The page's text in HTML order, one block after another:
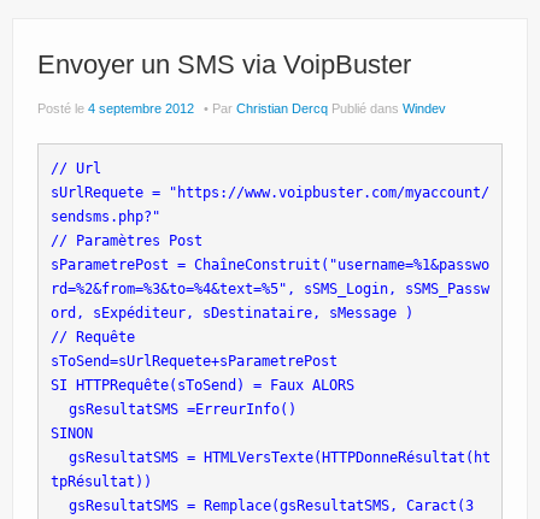
Politique de confidentialité
Envoyer un SMS via VoipBuster
Posté le 4 septembre 2012 Par Christian Dercq Publié dans Windev
// Url
sUrlRequete = "https://www.voipbuster.com/myaccount/
sendsms.php?"
// Paramètres Post
sParametrePost = ChaîneConstruit("username=%1&passwo
rd=%2&from=%3&to=%4&text=%5", sSMS_Login, sSMS_Passw
ord, sExpéditeur, sDestinataire, sMessage )
// Requête
sToSend=sUrlRequete+sParametrePost
SI HTTPRequête(sToSend) = Faux ALORS
gsResultatSMS =ErreurInfo()
SINON
gsResultatSMS = HTMLVersTexte(HTTPDonneRésultat(ht
tpRésultat))
gsResultatSMS = Remplace(gsResultatSMS, Caract(3